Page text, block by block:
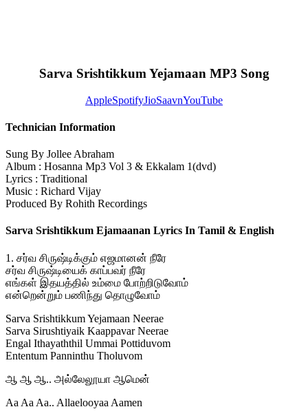
Sarva Srishtikkum Yejamaan MP3 Song
AppleSpotifyJioSaavnYouTube
Technician Information
Sung By Jollee Abraham
Album : Hosanna Mp3 Vol 3 & Ekkalam 1(dvd)
Lyrics : Traditional
Music : Richard Vijay
Produced By Rohith Recordings
Sarva Srishtikkum Ejamaanan Lyrics In Tamil & English
1. சர்வ சிருஷ்டிக்கும் எஜமானன் நீரே
சர்வ சிருஷ்டியைக் காப்பவர் நீரே
எங்கள் இதயத்தில் உம்மை போற்றிடுவோம்
என்றென்றும் பணிந்து தொழுவோம்
Sarva Srishtikkum Yejamaan Neerae
Sarva Sirushtiyaik Kaappavar Neerae
Engal Ithayaththil Ummai Pottiduvom
Ententum Panninthu Tholuvom
ஆ ஆ ஆ.. அல்லேலூயா ஆமென்
Aa Aa Aa.. Allaelooyaa Aamen